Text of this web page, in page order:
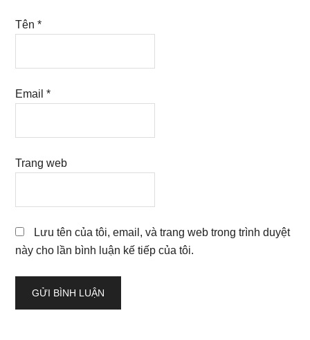
Tên*
Email*
Trang web
Lưu tên của tôi, email, và trang web trong trình duyệt
này cho lần bình luận kế tiếp của tôi.